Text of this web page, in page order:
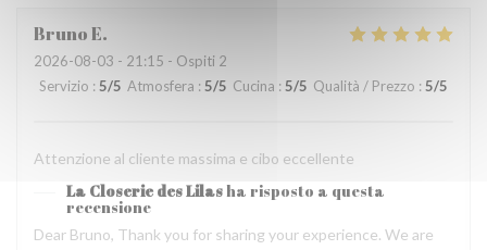
BrunoE
2026-08-03 - 21:15 - Ospiti 2
Servizio : 5/5 Atmosfera : 5/5 Cucina : 5/5 Qualità / Prezzo : 5/5
Attenzione al cliente massima e cibo eccellente
La Closerie des Lilasha risposto a questa
recensione
Dear Bruno, Thank you for sharing your experience. We are